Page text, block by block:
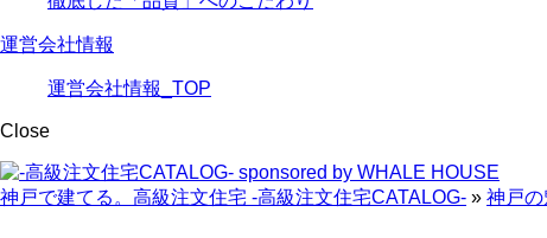
運営会社情報
運営会社情報_TOP
Close
神戸で建てる。高級注文住宅 -高級注文住宅CATALOG- » 神戸の